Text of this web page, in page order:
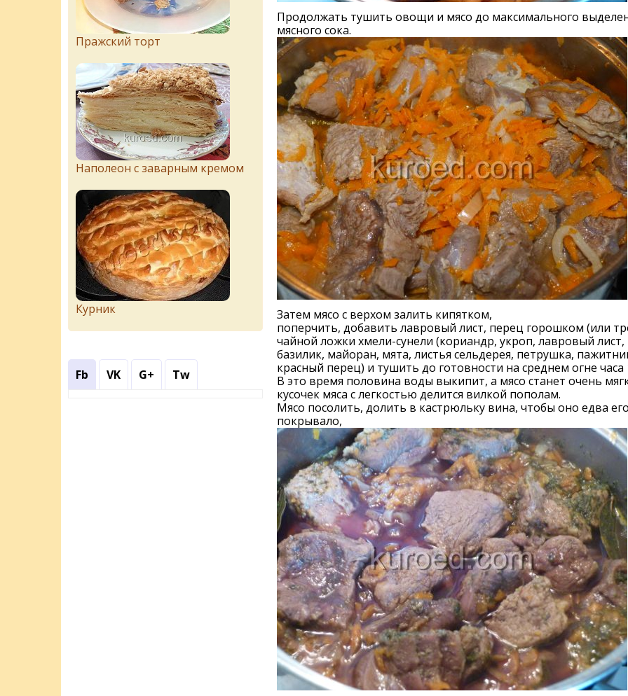
Продолжать тушить овощи и мясо до максимального
мясного сока.
Затем мясо с верхом залить кипятком,
поперчить, добавить лавровый лист, перец горошком (или
чайной ложки хмели-сунели (кориандр, укроп, лавровый лист,
базилик, майоран, мята, листья сельдерея, петрушка,
красный перец) и тушить до готовности на среднем огне часа
В это время половина воды выкипит, а мясо станет очень
кусочек мяса с легкостью делится вилкой пополам.
Мясо посолить, долить в кастрюльку вина, чтобы оно едва
покрывало,
Пражский торт
Наполеон с заварным кремом
Курник
Fb VK G+ Tw